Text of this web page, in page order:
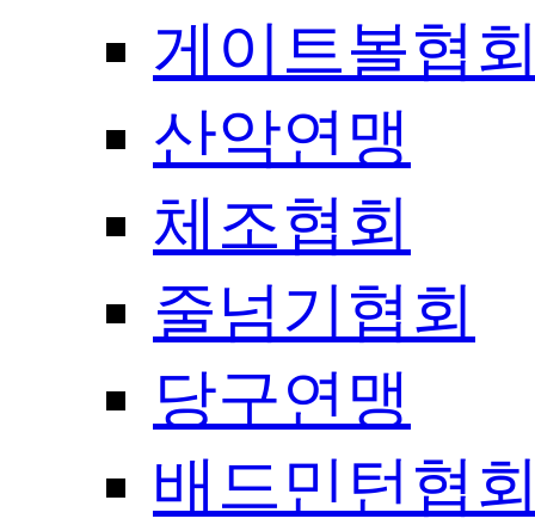
게이트볼협
산악연맹
체조협회
줄넘기협회
당구연맹
배드민턴협